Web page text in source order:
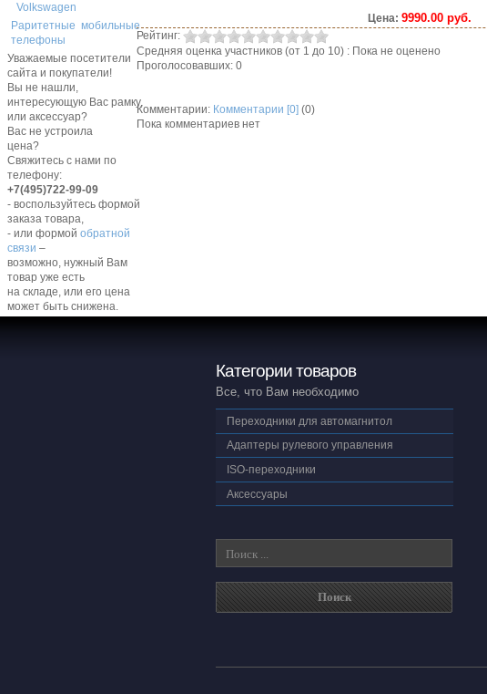
Volkswagen
Раритетные мобильные
телефоны
Уважаемые посетители
сайта и покупатели!
Вы не нашли,
интересующую Вас рамку,
или аксессуар?
Вас не устроила
цена?
Свяжитесь с нами по
телефону:
+7(495)722-99-09
- воспользуйтесь формой
заказа товара,
- или формой обратной
связи –
возможно, нужный Вам
товар уже есть
на складе, или его цена
может быть снижена.
Цена: 9990.00 руб.
Рейтинг:
Средняя оценка участников (от 1 до 10) : Пока не оценено
Проголосовавших: 0
Комментарии: Комментарии [0] (0)
Пока комментариев нет
Категории товаров
Все, что Вам необходимо
Переходники для автомагнитол
Адаптеры рулевого управления
ISO-переходники
Аксессуары